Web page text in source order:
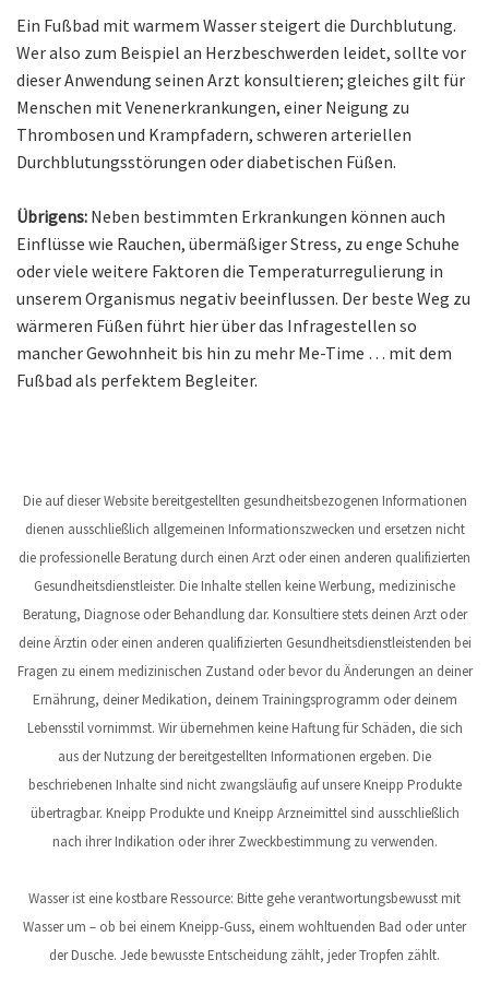
Ein Fußbad mit warmem Wasser steigert die Durchblutung.
Wer also zum Beispiel an Herzbeschwerden leidet, sollte vor
dieser Anwendung seinen Arzt konsultieren; gleiches gilt für
Menschen mit Venenerkrankungen, einer Neigung zu
Thrombosen und Krampfadern, schweren arteriellen
Durchblutungsstörungen oder diabetischen Füßen.
Übrigens: Neben bestimmten Erkrankungen können auch
Einflüsse wie Rauchen, übermäßiger Stress, zu enge Schuhe
oder viele weitere Faktoren die Temperaturregulierung in
unserem Organismus negativ beeinflussen. Der beste Weg zu
wärmeren Füßen führt hier über das Infragestellen so
mancher Gewohnheit bis hin zu mehr Me-Time … mit dem
Fußbad als perfektem Begleiter.
Die auf dieser Website bereitgestellten gesundheitsbezogenen Informationen
dienen ausschließlich allgemeinen Informationszwecken und ersetzen nicht
die professionelle Beratung durch einen Arzt oder einen anderen qualifizierten
Gesundheitsdienstleister. Die Inhalte stellen keine Werbung, medizinische
Beratung, Diagnose oder Behandlung dar. Konsultiere stets deinen Arzt oder
deine Ärztin oder einen anderen qualifizierten Gesundheitsdienstleistenden bei
Fragen zu einem medizinischen Zustand oder bevor du Änderungen an deiner
Ernährung, deiner Medikation, deinem Trainingsprogramm oder deinem
Lebensstil vornimmst. Wir übernehmen keine Haftung für Schäden, die sich
aus der Nutzung der bereitgestellten Informationen ergeben. Die
beschriebenen Inhalte sind nicht zwangsläufig auf unsere Kneipp Produkte
übertragbar. Kneipp Produkte und Kneipp Arzneimittel sind ausschließlich
nach ihrer Indikation oder ihrer Zweckbestimmung zu verwenden.
Wasser ist eine kostbare Ressource: Bitte gehe verantwortungsbewusst mit
Wasser um – ob bei einem Kneipp-Guss, einem wohltuenden Bad oder unter
der Dusche. Jede bewusste Entscheidung zählt, jeder Tropfen zählt.